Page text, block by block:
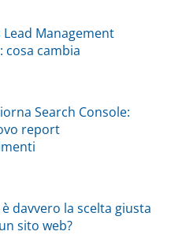
Lead Management
cosa cambia
Search Console:
report
davvero la scelta giusta
sito web?